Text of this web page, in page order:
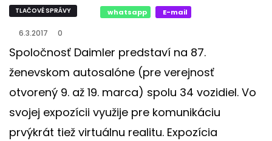
TLAČOVÉ SPRÁVY whatsapp E-mail
6.3.2017 0
Spoločnosť Daimler predstaví na 87.
ženevskom autosalóne (pre verejnosť
otvorený 9. až 19. marca) spolu 34 vozidiel. Vo
svojej expozícii využije pre komunikáciu
prvýkrát tiež virtuálnu realitu. Expozícia